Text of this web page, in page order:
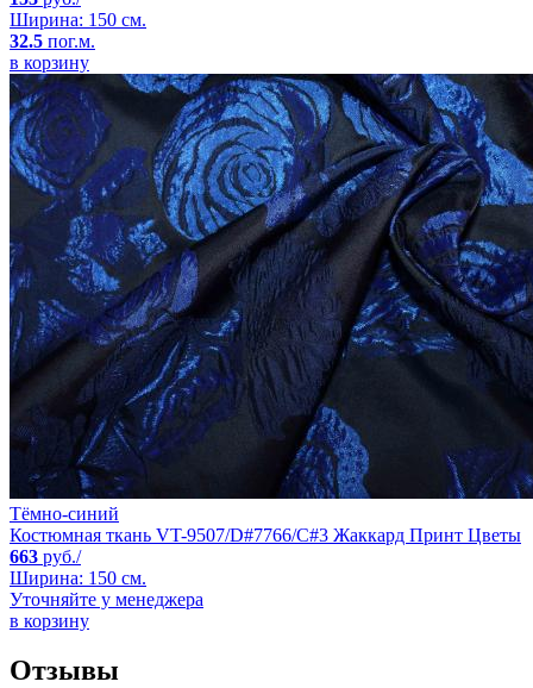
Ширина: 150 см.
32.5 пог.м.
в корзину
Тёмно-синий
Костюмная ткань VT-9507/D#7766/C#3 Жаккард Принт Цветы
663 руб./
Ширина: 150 см.
Уточняйте у менеджера
в корзину
Отзывы